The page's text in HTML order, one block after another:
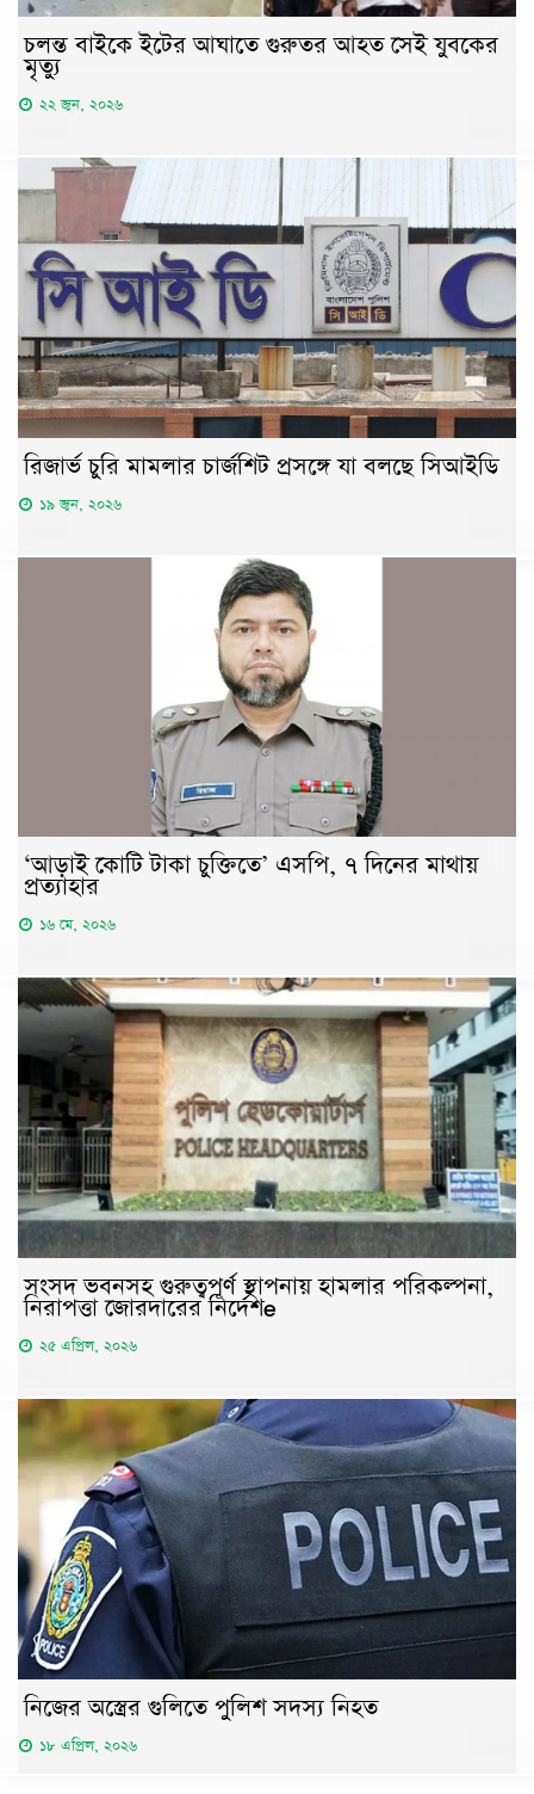
চলন্ত বাইকে ইটের আঘাতে গুরুতর আহত সেই যুবকের
মৃত্যু
২২ জুন, ২০২৬
রিজার্ভ চুরি মামলার চার্জশিট প্রসঙ্গে যা বলছে সিআইডি
১৯ জুন, ২০২৬
‘আড়াই কোটি টাকা চুক্তিতে’ এসপি, ৭ দিনের মাথায়
প্রত্যাহার
১৬ মে, ২০২৬
সংসদ ভবনসহ গুরুত্বপূর্ণ স্থাপনায় হামলার পরিকল্পনা,
নিরাপত্তা জোরদারের নির্দেশe
২৫ এপ্রিল, ২০২৬
নিজের অস্ত্রের গুলিতে পুলিশ সদস্য নিহত
১৮ এপ্রিল, ২০২৬